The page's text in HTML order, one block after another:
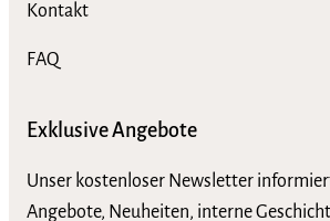
Kontakt
FAQ
Exklusive Angebote
Unser kostenloser Newsletter
Angebote, Neuheiten, interne